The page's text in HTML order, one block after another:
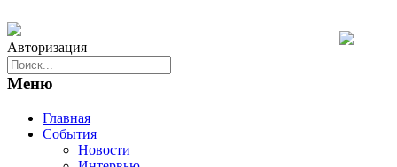
Авторизация
Меню
Главная
События
Новости